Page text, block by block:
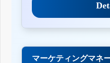
マーケティングマネ